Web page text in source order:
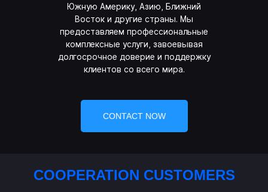
Южную Америку, Азию, Ближний
Восток и другие страны. Мы
предоставляем профессиональные
комплексные услуги, завоевывая
долгосрочное доверие и поддержку
клиентов со всего мира.
CONTACT NOW
COOPERATION CUSTOMERS